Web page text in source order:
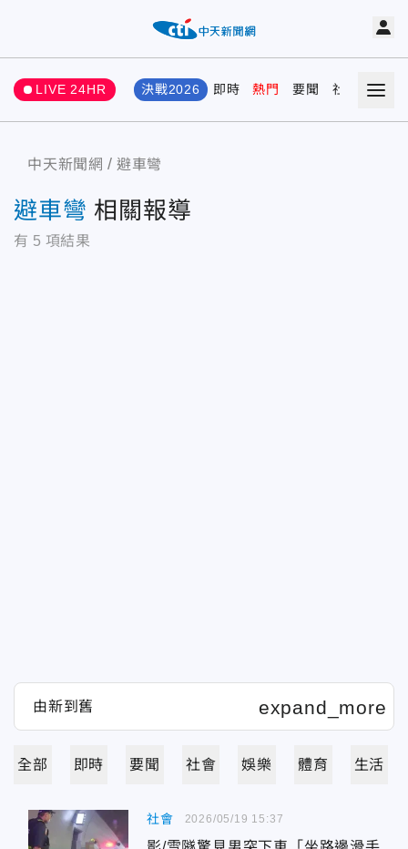
LIVE 24HR 決戰2026 即時 熱門 要聞 社會 娛樂
中天新聞網 避車彎
避車彎 相關報導
有 5 項結果
全部 即時 要聞 社會 娛樂 體育 生活
社會 2026/05/19 15:37